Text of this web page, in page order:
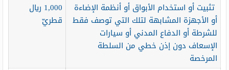
تثبيت أو استخدام الأبواق أو أنظمة الإضاءة
أو الأجهزة المشابهة لتلك التي توصف فقط
للشرطة أو الدفاع المدني أو سيارات
الإسعاف دون إذن خطي من السلطة
المرخصة
1,000 ريال
قطريّ